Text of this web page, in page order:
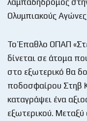
Ολυμπιακούς
Το Έπαθλο ΟΠΑΠ
δίνεται σε άτομα
στο εξωτερικό θα
ποδοσφαίρου Στηβ
καταγράψει ένα
εξωτερικού. Μεταξύ